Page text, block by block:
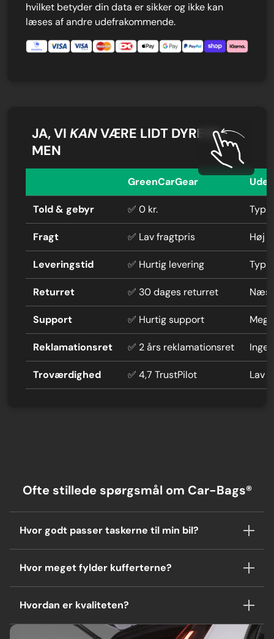
hvilket betyder din data er sikker og ikke kan
læses af andre udefrakommende.
JA, VI KANVÆRE LIDT DYRERE,
MEN
GreenCarGear
Told & gebyr ✅ 0 kr.
Fragt ✅ Lav fragtpris Høj
Leveringstid ✅ Hurtig levering
Returret ✅ 30 dages returret
Support ✅ Hurtig support
Reklamationsret ✅ 2 års reklamationsret
Troværdighed ✅ 4,7 TrustPilot Lav
Ofte stillede spørgsmål om Car-Bags®
Hvor godt passer taskerne til min bil?
Hvor meget fylder kufferterne?
Hvordan er kvaliteten?